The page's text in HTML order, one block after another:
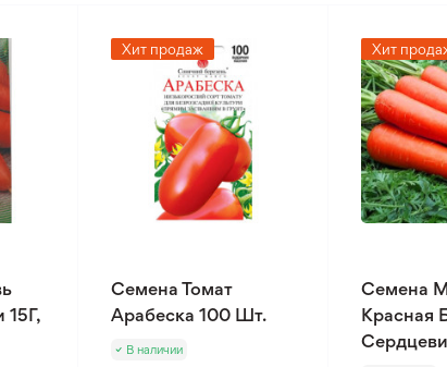
15Г,
Хит продаж
Семена Томат
Арабеска 100 Шт.
В наличии
Хит
Семена
Красная